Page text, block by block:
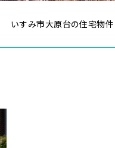
いすみ市大原台の住宅物件